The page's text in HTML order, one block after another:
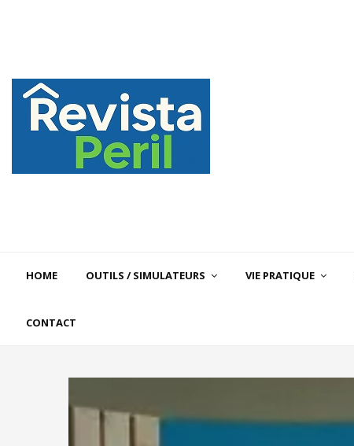
HOME OUTILS / SIMULATEURS VIE PRATIQUE
CONTACT